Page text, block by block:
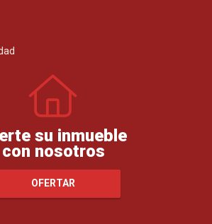
su inmueble
con nosotros
OFERTAR